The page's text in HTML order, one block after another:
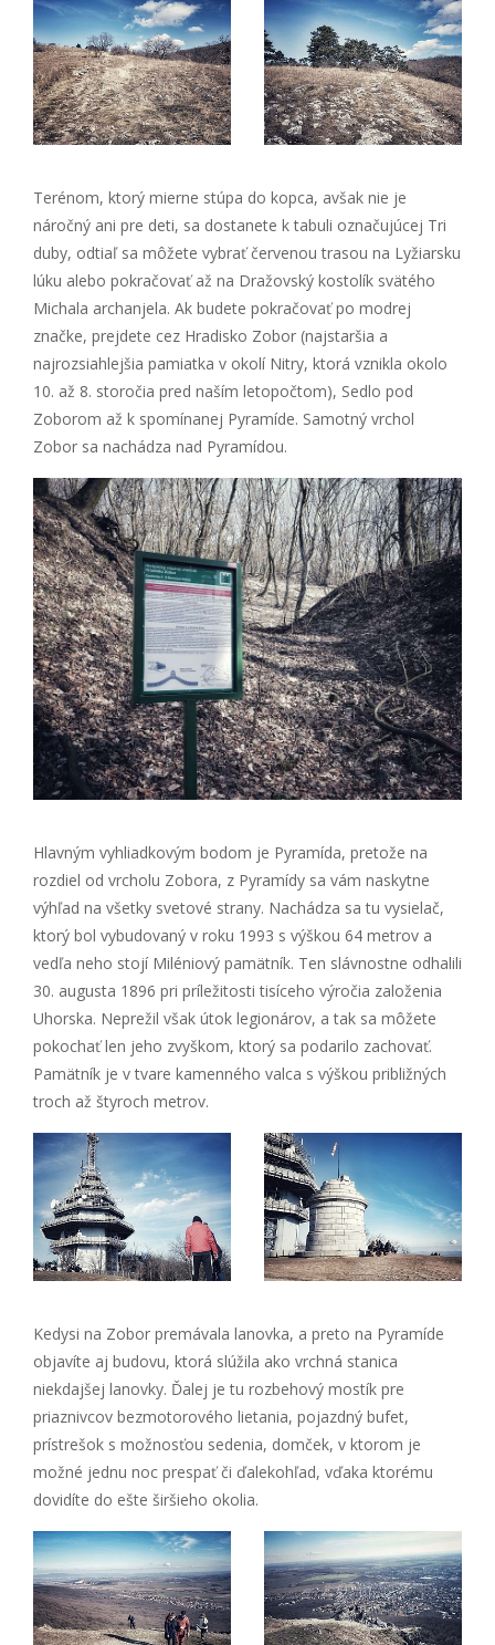
Terénom, ktorý mierne stúpa do kopca, avšak nie je
náročný ani pre deti, sa dostanete k tabuli označujúcej Tri
duby, odtiaľ sa môžete vybrať červenou trasou na Lyžiarsku
lúku alebo pokračovať až na Dražovský kostolík svätého
Michala archanjela. Ak budete pokračovať po modrej
značke, prejdete cez Hradisko Zobor (najstaršia a
najrozsiahlejšia pamiatka v okolí Nitry, ktorá vznikla okolo
10. až 8. storočia pred naším letopočtom), Sedlo pod
Zoborom až k spomínanej Pyramíde. Samotný vrchol
Zobor sa nachádza nad Pyramídou.
Hlavným vyhliadkovým bodom je Pyramída, pretože na
rozdiel od vrcholu Zobora, z Pyramídy sa vám naskytne
výhľad na všetky svetové strany. Nachádza sa tu vysielač,
ktorý bol vybudovaný v roku 1993 s výškou 64 metrov a
vedľa neho stojí Miléniový pamätník. Ten slávnostne odhalili
30. augusta 1896 pri príležitosti tisíceho výročia založenia
Uhorska. Neprežil však útok legionárov, a tak sa môžete
pokochať len jeho zvyškom, ktorý sa podarilo zachovať.
Pamätník je v tvare kamenného valca s výškou približných
troch až štyroch metrov.
Kedysi na Zobor premávala lanovka, a preto na Pyramíde
objavíte aj budovu, ktorá slúžila ako vrchná stanica
niekdajšej lanovky. Ďalej je tu rozbehový mostík pre
priaznivcov bezmotorového lietania, pojazdný bufet,
prístrešok s možnosťou sedenia, domček, v ktorom je
možné jednu noc prespať či ďalekohľad, vďaka ktorému
dovidíte do ešte širšieho okolia.